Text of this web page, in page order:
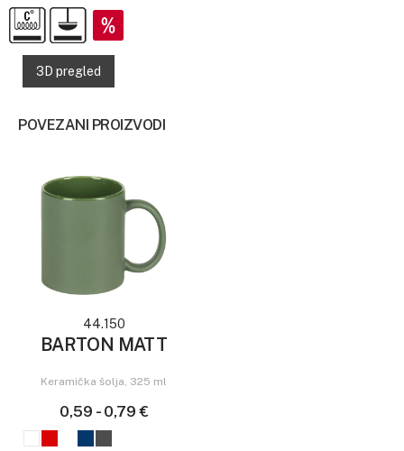
3D pregled
POVEZANI PROIZVODI
44.150
BARTON MATT
Keramička šolja, 325 ml
0,59 - 0,79 €